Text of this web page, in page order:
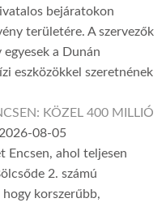
bejáratokon
területére. A szervezők
a Dunán
eszközökkel szeretnének
KÖZEL 400 MILLIÓ
2026-08-05
Encsen, ahol teljesen
2. számú
korszerűbb,